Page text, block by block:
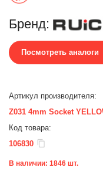
Бренд:
Посмотреть аналоги
Артикул производителя:
Z031 4mm Socket
Код товара:
106830
В наличии: 1846 шт.